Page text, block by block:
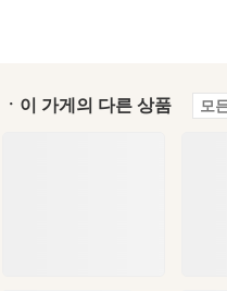
ㆍ이 가게의 다른 상품 모